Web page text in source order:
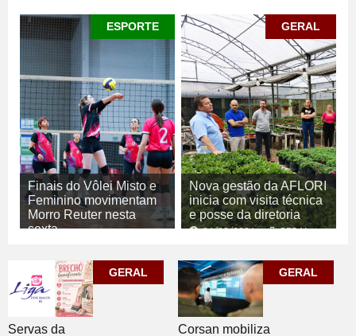
ESPORTE
Finais do Vôlei Misto e
Feminino movimentam
Morro Reuter nesta
sexta
ESPORTE
GERAL
Nova gestão da AFLORI
inicia com visita técnica
e posse da diretoria
06/08/2026 GERAL
GERAL
Servas da
GERAL
Corsan mobiliza